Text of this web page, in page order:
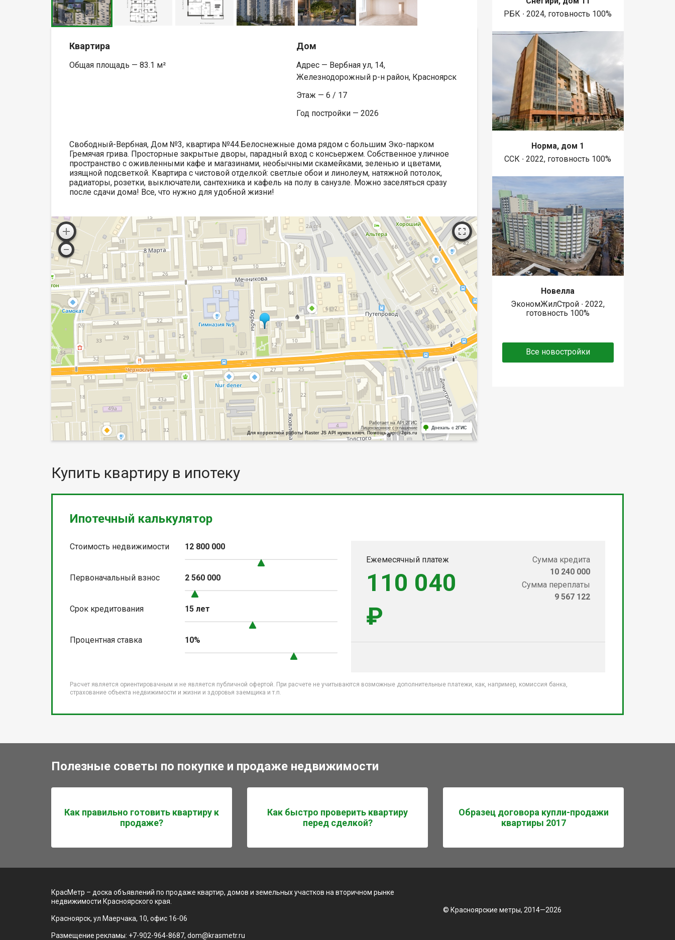
Квартира
Общая площадь — 83.1 м²
Дом
Адрес — Вербная ул, 14,
Железнодорожный р-н район, Красноярск
Этаж — 6 / 17
Год постройки — 2026
Свободный-Вербная, Дом №3, квартира №44.Белоснежные дома рядом с большим Эко-парком
Гремячая грива. Просторные закрытые дворы, парадный вход с консьержем. Собственное уличное
пространство с оживленными кафе и магазинами, необычными скамейками, зеленью и цветами,
изящной подсветкой. Квартира с чистовой отделкой: светлые обои и линолеум, натяжной потолок,
радиаторы, розетки, выключатели, сантехника и кафель на полу в санузле. Можно заселяться сразу
после сдачи дома! Все, что нужно для удобной жизни!
Работает на API 2ГИС
Лицензионное соглашение
Для корректной работы Raster JS API нужен ключ. Помощь: api@2gis.ru
Доехать с 2ГИС
РБК ∙ 2024, готовность 100%
Норма, дом 1
ССК ∙ 2022, готовность 100%
Новелла
ЭкономЖилСтрой ∙ 2022,
готовность 100%
Все новостройки
Купить квартиру в ипотеку
Ипотечный калькулятор
Стоимость недвижимости 12 800 000
Первоначальный взнос 2 560 000
Срок кредитования 15 лет
Процентная ставка 10%
Ежемесячный платеж
110 040
₽
Сумма кредита
10 240 000
Сумма переплаты
9 567 122
Расчет является ориентировачным и не является публичной офертой. При расчете не учитываются возможные дополнительные платежи, как, например, комиссия банка,
страхование объекта недвижимости и жизни и здоровья заемщика и т.п.
Полезные советы по покупке и продаже недвижимости
Как правильно готовить квартиру к
продаже?
Как быстро проверить квартиру
перед сделкой?
Образец договора купли-продажи
квартиры 2017
КрасМетр – доска объявлений по продаже квартир, домов и земельных участков на вторичном рынке
недвижимости Красноярского края.
Красноярск, ул Маерчака, 10, офис 16-06
Размещение рекламы: +7-902-964-8687, dom@krasmetr.ru
© Красноярские метры, 2014—2026